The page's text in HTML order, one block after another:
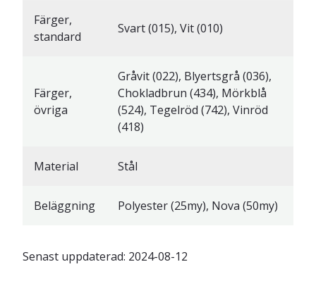
Färger,
standard
Svart (015), Vit (010)
Färger,
övriga
Gråvit (022), Blyertsgrå (036),
Chokladbrun (434), Mörkblå
(524), Tegelröd (742), Vinröd
(418)
Material Stål
Beläggning Polyester (25my), Nova (50my)
Senast uppdaterad: 2024-08-12